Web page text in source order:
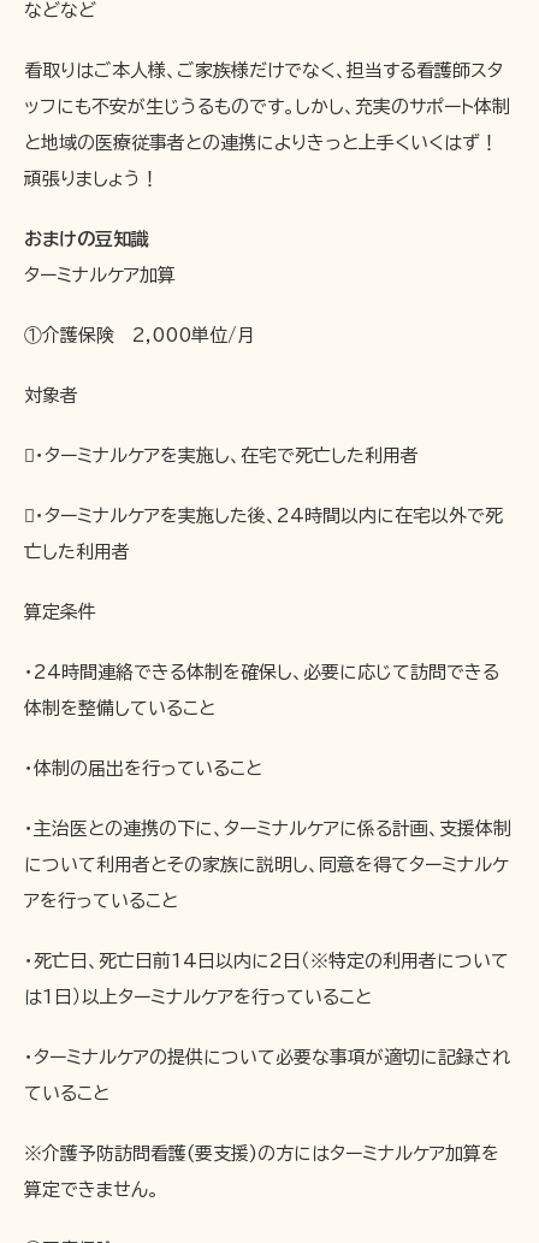
などなど
看取りはご本人様、ご家族様だけでなく、担当する看護師スタ
ッフにも不安が生じうるものです。しかし、充実のサポート体制
と地域の医療従事者との連携によりきっと上手くいくはず！
頑張りましょう！
おまけの豆知識
ターミナルケア加算
①介護保険 2,000単位/月
対象者
・ターミナルケアを実施し、在宅で死亡した利用者
・ターミナルケアを実施した後、24時間以内に在宅以外で死
亡した利用者
算定条件
・24時間連絡できる体制を確保し、必要に応じて訪問できる
体制を整備していること
・体制の届出を行っていること
・主治医との連携の下に、ターミナルケアに係る計画、支援体制
について利用者とその家族に説明し、同意を得てターミナルケ
アを行っていること
・死亡日、死亡日前14日以内に2日（※特定の利用者について
は1日）以上ターミナルケアを行っていること
・ターミナルケアの提供について必要な事項が適切に記録され
ていること
※介護予防訪問看護(要支援)の方にはターミナルケア加算を
算定できません。